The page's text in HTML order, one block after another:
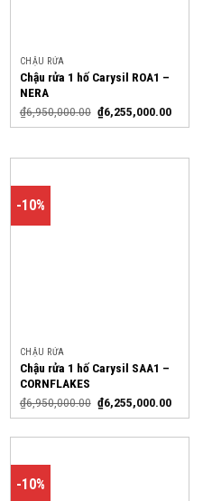
CHẬU RỬA
Chậu rửa 1 hố Carysil ROA1 –
NERA
₫6,950,000.00 ₫6,255,000.00
-10%
CHẬU RỬA
Chậu rửa 1 hố Carysil SAA1 –
CORNFLAKES
₫6,950,000.00 ₫6,255,000.00
-10%